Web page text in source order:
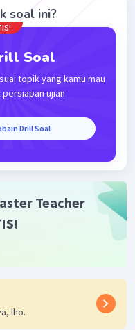
jawab
.
menjalankan
untuk
tersebut.
modalnya
usaha
soal ini?
Soal
topik yang kamu mau
persiapan ujian
Drill Soal
Teacher
lho.